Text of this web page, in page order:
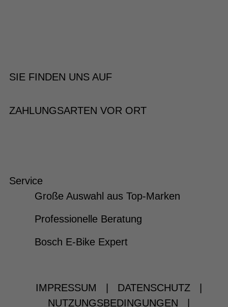
SIE FINDEN UNS AUF
ZAHLUNGSARTEN VOR ORT
Service
Große Auswahl aus Top-Marken
Professionelle Beratung
Bosch E-Bike Expert
IMPRESSUM DATENSCHUTZ
NUTZUNGSBEDINGUNGEN